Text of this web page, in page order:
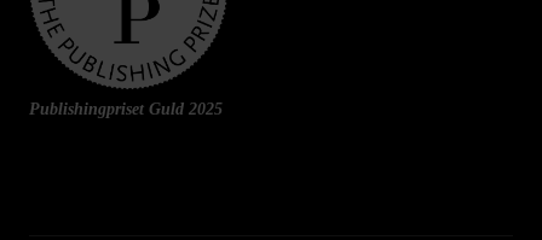
Publishingpriset Guld 2025